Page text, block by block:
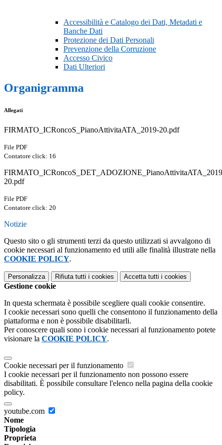
Accessibilità e Catalogo dei Dati, Metadati e
Banche Dati
Protezione dei Dati Personali
Prevenzione della Corruzione
Accesso Civico
Dati Ulteriori
Organigramma
Allegati
FIRMATO_ICRoncoS_PianoAttivitaATA_2019-20.pdf
File PDF
Contatore click: 16
20.pdf
File PDF
Contatore click: 20
Notizie
Questo sito o gli strumenti terzi da questo utilizzati si avvalgono di
cookie necessari al funzionamento ed utili alle finalità illustrate nella
COOKIE POLICY.
Personalizza Rifiuta tutti i cookies Accetta tutti i cookies
Gestione cookie
In questa schermata è possibile scegliere quali cookie consentire.
I cookie necessari sono quelli che consentono il funzionamento della
piattaforma e non è possibile disabilitarli.
Per conoscere quali sono i cookie necessari al funzionamento potete
visionare la COOKIE POLICY.
Cookie necessari per il funzionamento
I cookie necessari per il funzionamento non possono essere
disabilitati. È possibile consultare l'elenco nella pagina della cookie
policy.
youtube.com
Nome
Tipologia
Proprieta